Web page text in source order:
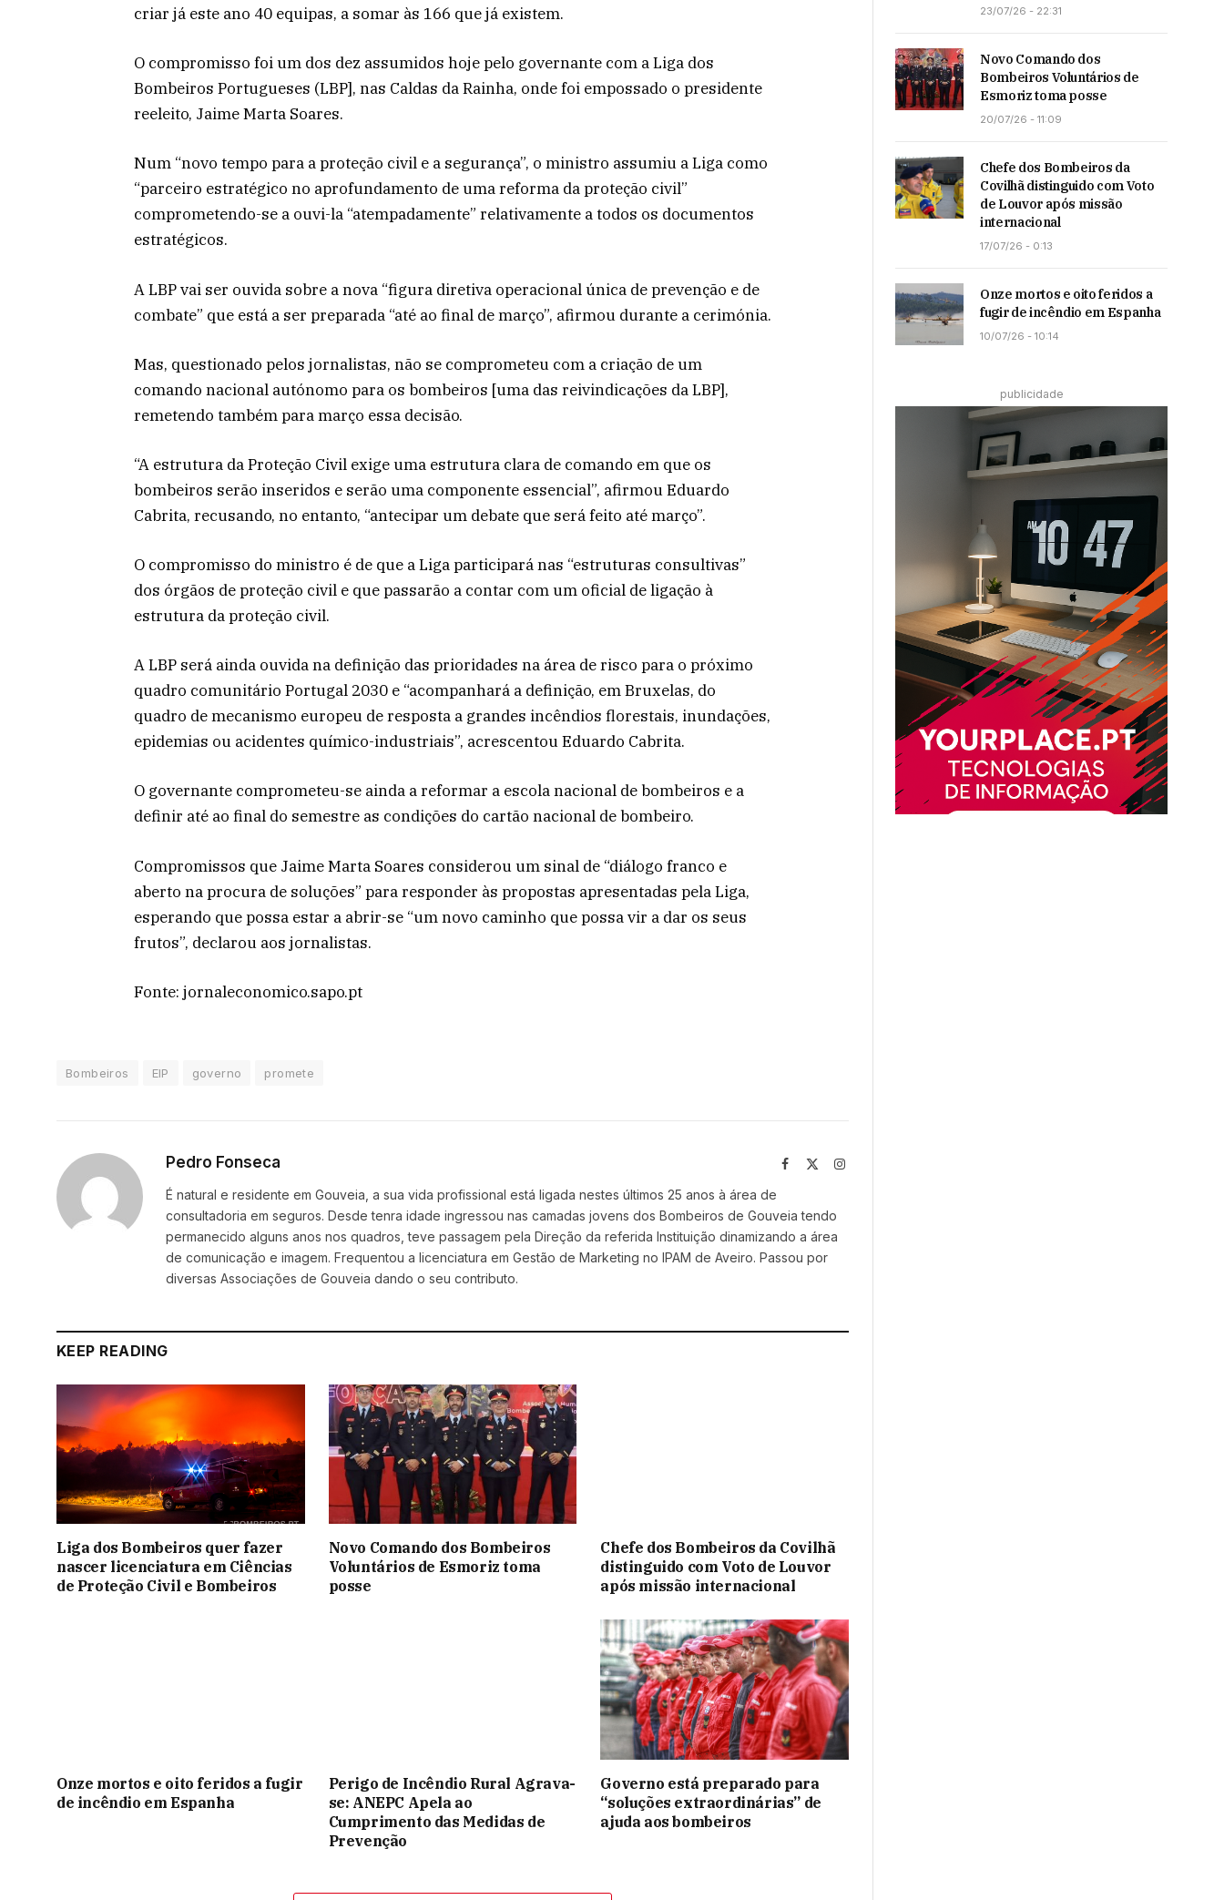
criar já este ano 40 equipas, a somar às 166 que já existem.
O compromisso foi um dos dez assumidos hoje pelo governante com a Liga dos
Bombeiros Portugueses (LBP], nas Caldas da Rainha, onde foi empossado o presidente
reeleito, Jaime Marta Soares.
Num “novo tempo para a proteção civil e a segurança”, o ministro assumiu a Liga como
“parceiro estratégico no aprofundamento de uma reforma da proteção civil”
comprometendo-se a ouvi-la “atempadamente” relativamente a todos os documentos
estratégicos.
A LBP vai ser ouvida sobre a nova “figura diretiva operacional única de prevenção e de
combate” que está a ser preparada “até ao final de março”, afirmou durante a cerimónia.
Mas, questionado pelos jornalistas, não se comprometeu com a criação de um
comando nacional autónomo para os bombeiros [uma das reivindicações da LBP],
remetendo também para março essa decisão.
“A estrutura da Proteção Civil exige uma estrutura clara de comando em que os
bombeiros serão inseridos e serão uma componente essencial”, afirmou Eduardo
Cabrita, recusando, no entanto, “antecipar um debate que será feito até março”.
O compromisso do ministro é de que a Liga participará nas “estruturas consultivas”
dos órgãos de proteção civil e que passarão a contar com um oficial de ligação à
estrutura da proteção civil.
A LBP será ainda ouvida na definição das prioridades na área de risco para o próximo
quadro comunitário Portugal 2030 e “acompanhará a definição, em Bruxelas, do
quadro de mecanismo europeu de resposta a grandes incêndios florestais, inundações,
epidemias ou acidentes químico-industriais”, acrescentou Eduardo Cabrita.
O governante comprometeu-se ainda a reformar a escola nacional de bombeiros e a
definir até ao final do semestre as condições do cartão nacional de bombeiro.
Compromissos que Jaime Marta Soares considerou um sinal de “diálogo franco e
aberto na procura de soluções” para responder às propostas apresentadas pela Liga,
esperando que possa estar a abrir-se “um novo caminho que possa vir a dar os seus
frutos”, declarou aos jornalistas.
Fonte: jornaleconomico.sapo.pt
Bombeiros EIP governo promete
Pedro Fonseca Facebook Instagram
É natural e residente em Gouveia, a sua vida profissional está ligada nestes últimos 25 anos à área de
consultadoria em seguros. Desde tenra idade ingressou nas camadas jovens dos Bombeiros de Gouveia tendo
permanecido alguns anos nos quadros, teve passagem pela Direção da referida Instituição dinamizando a área
de comunicação e imagem. Frequentou a licenciatura em Gestão de Marketing no IPAM de Aveiro. Passou por
diversas Associações de Gouveia dando o seu contributo.
KEEP READING
Liga dos Bombeiros quer fazer
nascer licenciatura em Ciências
de Proteção Civil e Bombeiros
Novo Comando dos Bombeiros
Voluntários de Esmoriz toma
posse
Chefe dos Bombeiros da Covilhã
distinguido com Voto de Louvor
após missão internacional
Onze mortos e oito feridos a fugir
de incêndio em Espanha
Perigo de Incêndio Rural Agrava-
se: ANEPC Apela ao
Cumprimento das Medidas de
Prevenção
Governo está preparado para
“soluções extraordinárias” de
ajuda aos bombeiros
23/07/26 - 22:31
Novo Comando dos
Bombeiros Voluntários de
Esmoriz toma posse
20/07/26 - 11:09
Chefe dos Bombeiros da
Covilhã distinguido com Voto
de Louvor após missão
internacional
17/07/26 - 0:13
Onze mortos e oito feridos a
fugir de incêndio em Espanha
10/07/26 - 10:14
publicidade